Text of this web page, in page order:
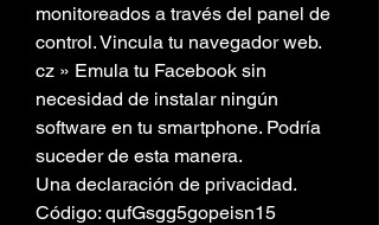
monitoreados a través del panel de
control. Vincula tu navegador web.
cz » Emula tu Facebook sin
necesidad de instalar ningún
software en tu smartphone. Podría
suceder de esta manera.
Una declaración de privacidad.
Código: qufGsgg5gopeisn15